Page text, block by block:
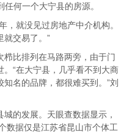
何一个大宁县的房源。
，就没见过房地产中介机构。
就交易了。”
比排列在马路两旁，由于门
“在大宁县，几乎看不到大商
名的品牌，都很难买到。”刘
的发展。天眼查数据显示，
数据仅是江苏省昆山市个体工